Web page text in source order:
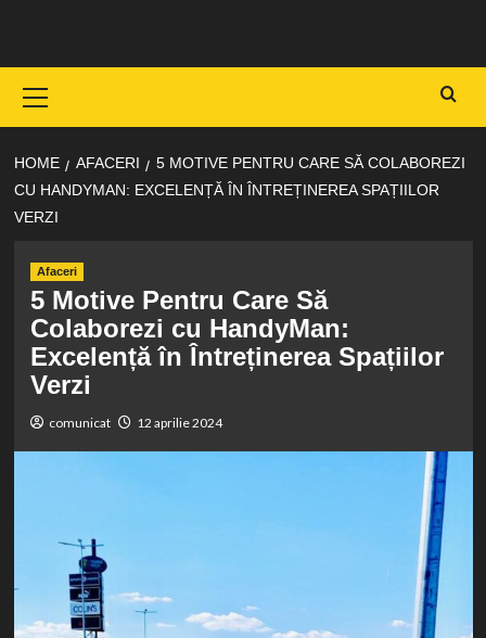
content
Menu
HOME AFACERI
5 MOTIVE PENTRU CARE SĂ COLABOREZI
CU HANDYMAN: EXCELENȚĂ ÎN ÎNTREȚINEREA SPAȚIILOR
VERZI
Afaceri
5 Motive Pentru Care Să
Colaborezi cu HandyMan:
Excelență în Întreținerea Spațiilor
Verzi
comunicat 12 aprilie 2024